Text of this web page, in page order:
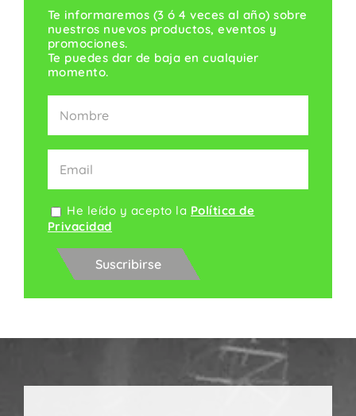
Contacto
Te informaremos (3 ó 4 veces al año) sobre
nuestros nuevos productos, eventos y
promociones.
Te puedes dar de baja en cualquier
momento.
He leído y acepto la Política de
Privacidad